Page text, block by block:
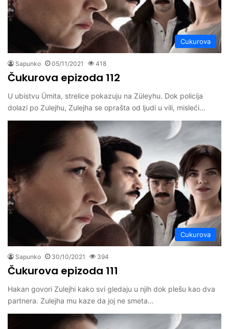
Cukurova
Sapunko 05/11/2021 418
Čukurova epizoda 112
U ubistvu Ümita, strelice pokazuju na Züleyhu. Dok policija
dolazi po Zulejhu, Zulejha se oprašta od ljudi u vili, misleći…
Cukurova
Sapunko 30/10/2021 394
Čukurova epizoda 111
Hakan govori Zulejhi kako svi gledaju u njih dok plešu kao dva
partnera. Zulejha mu kaze da joj ne smeta…